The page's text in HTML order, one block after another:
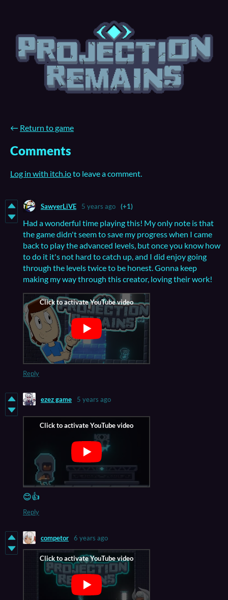
← Return to game
Comments
Log in with itch.ioto leave a comment.
SawyerLiVE 5 years ago (+1)
Had a wonderful time playing this! My only note is that
the game didn't seem to save my progress when I came
back to play the advanced levels, but once you know how
to do it it's not hard to catch up, and I did enjoy going
through the levels twice to be honest. Gonna keep
making my way through this creator, loving their work!
Reply
ezez game 5 years ago
😊👍
Reply
competor 6 years ago